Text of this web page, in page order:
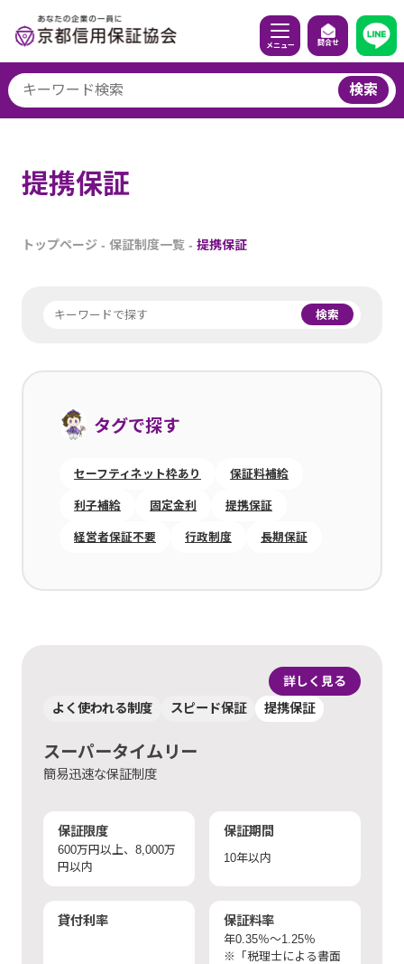
検索
提携保証
トップページ - 保証制度一覧 - 提携保証
検索
タグで探す
セーフティネット枠あり 保証料補給
利子補給 固定金利 提携保証
経営者保証不要 行政制度 長期保証
よく使われる制度 スピード保証 提携保証
スーパータイムリー
簡易迅速な保証制度
詳しく見る
保証限度
600万円以上、8,000万
円以内
保証期間
10年以内
貸付利率 保証料率
年0.35％〜1.25％
※「税理士による書面
メニュー 問合せ